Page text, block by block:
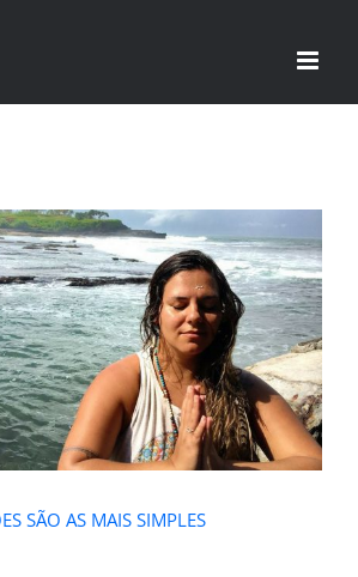
LIÇÕES SÃO AS MAIS
SIMPLES
SÃO AS MAIS SIMPLES